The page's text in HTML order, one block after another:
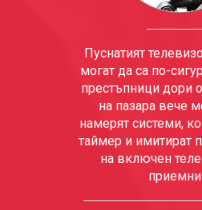
Пуснатият
могат да са по-
престъпници дори
на пазара вече
намерят системи,
таймер и имитират
на включен